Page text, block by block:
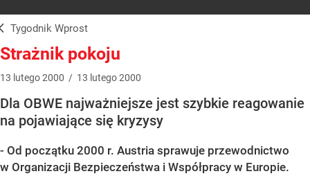
Tygodnik Wprost
Strażnik pokoju
13 lutego2000 / 13 lutego2000
Dla OBWE najważniejsze jest szybkie reagowanie
na pojawiające się kryzysy
- Od początku 2000 r. Austria sprawuje przewodnictwo
w Organizacji Bezpieczeństwa i Współpracy w Europie.